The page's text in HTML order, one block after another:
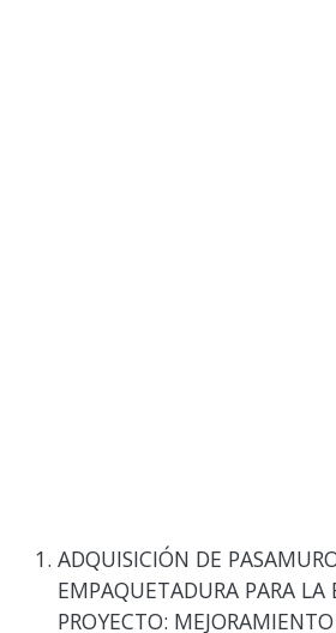
ADQUISICIÓN DE
EMPAQUETADURA PARA LA
PROYECTO: